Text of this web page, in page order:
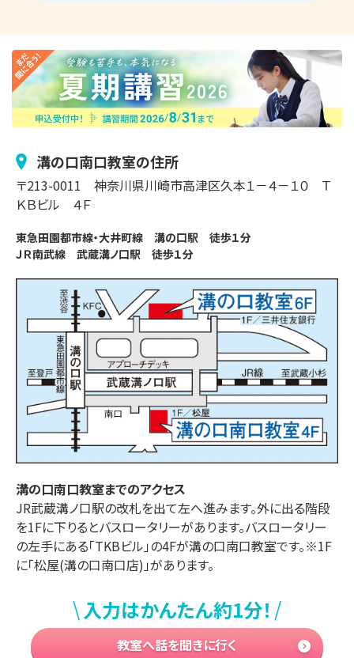
溝の口南口教室の住所
〒213-0011 神奈川県川崎市高津区久本１－４－１０
Ｔ
ＫＢビル ４Ｆ
東急田園都市線・大井町線　溝の口駅　徒歩１分
ＪＲ南武線　武蔵溝ノ口駅　徒歩１分
溝の口南口教室までのアクセス
JR武蔵溝ノ口駅の改札を出て左へ進みます。外に出る階段
を1Fに下りるとバスロータリーがあります。バスロータリー
の左手にある「TKBビル」の4Fが溝の口南口教室です。※1F
に「松屋(溝の口南口店)」があります。
\ 入力はかんたん約1分！ /
教室へ話を聞きに行く